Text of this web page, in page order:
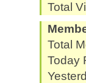
Total
Total
Today